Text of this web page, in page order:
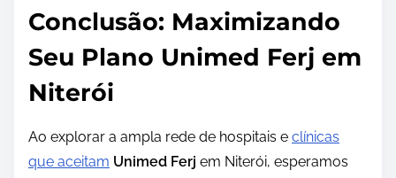
Conclusão: Maximizando
Seu Plano Unimed Ferj em
Niterói
Ao explorar a ampla rede de hospitais e clínicas
que aceitam Unimed Ferj em Niterói, esperamos